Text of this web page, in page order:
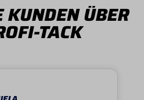
KUNDEN ÜBER
TACK